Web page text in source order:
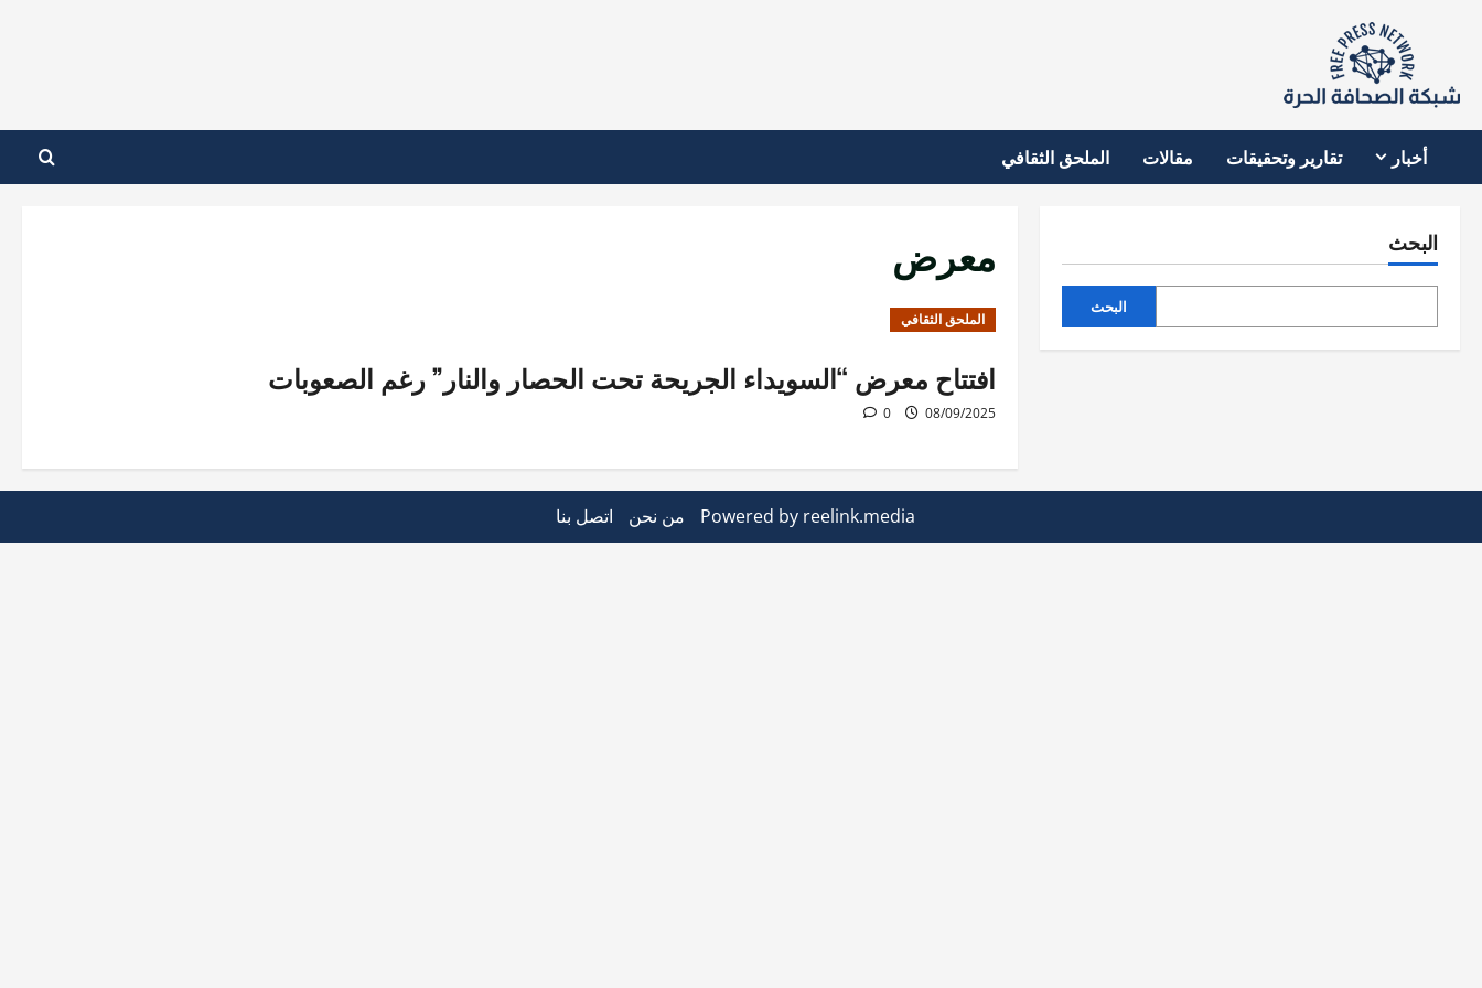
أخبار تقارير وتحقيقات مقالات الملحق الثقافي
معرض
الملحق الثقافي
افتتاح معرض “السويداء الجريحة تحت الحصار والنار” رغم الصعوبات
08/09/2025
0
البحث
البحث
Powered by reelink.media من نحن اتصل بنا